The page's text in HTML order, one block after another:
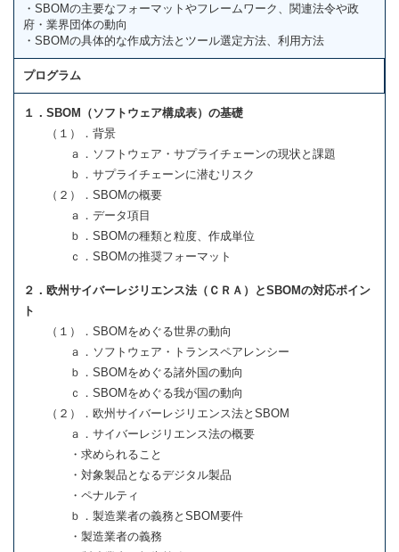
・SBOMの主要なフォーマットやフレームワーク、関連法令や政
府・業界団体の動向
・SBOMの具体的な作成方法とツール選定方法、利用方法
プログラム
１．SBOM（ソフトウェア構成表）の基礎
（１）．背景
ａ．ソフトウェア・サプライチェーンの現状と課題
ｂ．サプライチェーンに潜むリスク
（２）．SBOMの概要
ａ．データ項目
ｂ．SBOMの種類と粒度、作成単位
ｃ．SBOMの推奨フォーマット
２．欧州サイバーレジリエンス法（ＣＲＡ）とSBOMの対応ポイン
ト
（１）．SBOMをめぐる世界の動向
ａ．ソフトウェア・トランスペアレンシー
ｂ．SBOMをめぐる諸外国の動向
ｃ．SBOMをめぐる我が国の動向
（２）．欧州サイバーレジリエンス法とSBOM
ａ．サイバーレジリエンス法の概要
・求められること
・対象製品となるデジタル製品
・ペナルティ
ｂ．製造業者の義務とSBOM要件
・製造業者の義務